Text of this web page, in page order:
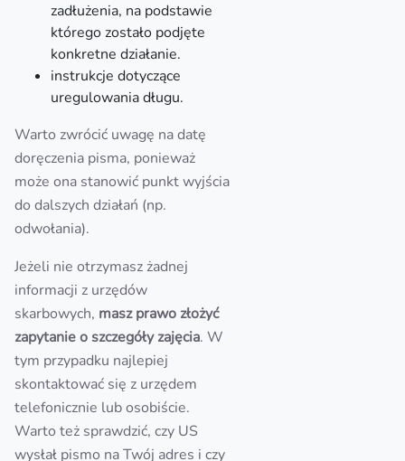
zadłużenia, na podstawie
którego zostało podjęte
konkretne działanie.
instrukcje dotyczące
uregulowania długu.
Warto zwrócić uwagę na datę
doręczenia pisma, ponieważ
może ona stanowić punkt wyjścia
do dalszych działań (np.
odwołania).
Jeżeli nie otrzymasz żadnej
informacji z urzędów
skarbowych, masz prawo złożyć
zapytanie o szczegóły zajęcia. W
tym przypadku najlepiej
skontaktować się z urzędem
telefonicznie lub osobiście.
Warto też sprawdzić, czy US
wysłał pismo na Twój adres i czy